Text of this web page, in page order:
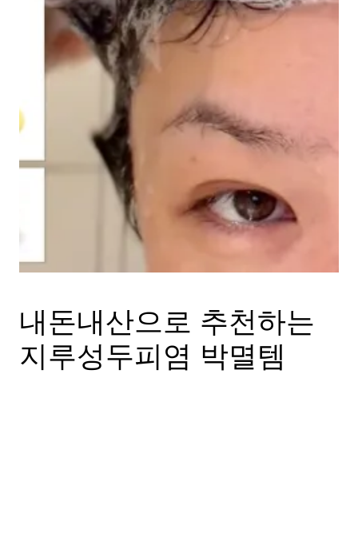
내돈내산으로 추천하는
지루성두피염 박멸템